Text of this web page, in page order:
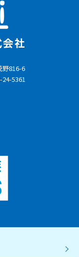
野816-6
24-5361